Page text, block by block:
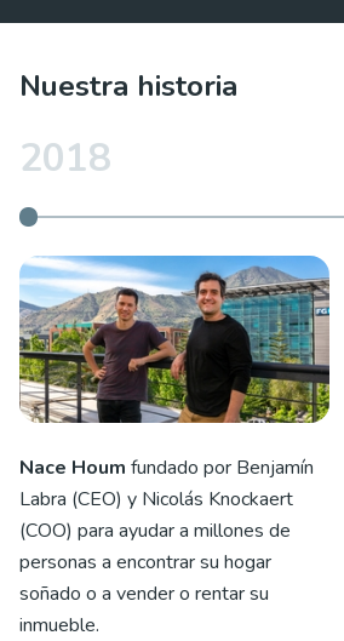
Nuestra historia
2018
Nace Houm fundado por Benjamín
Labra (CEO) y Nicolás Knockaert
(COO) para ayudar a millones de
personas a encontrar su hogar
soñado o a vender o rentar su
inmueble.